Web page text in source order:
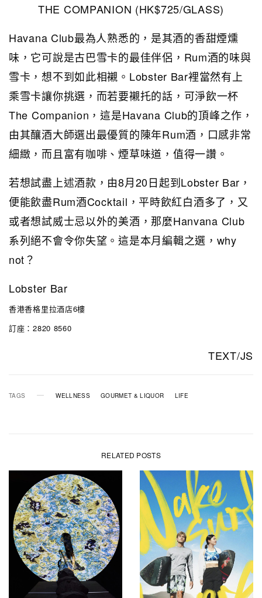
THE COMPANION (HK$725/GLASS)
Havana Club最為人熟悉的，是其酒的香甜煙燻
味，它可說是古巴雪卡的最佳伴侶，Rum酒的味與
雪卡，想不到如此相襯。Lobster Bar裡當然有上
乘雪卡讓你挑選，而若要襯托的話，可淨飲一杯
The Companion，這是Havana Club的頂峰之作，
由其釀酒大師選出最優質的陳年Rum酒，口感非常
細緻，而且富有咖啡、煙草味道，值得一讚。
若想試盡上述酒款，由8月20日起到Lobster Bar，
便能飲盡Rum酒Cocktail，平時飲紅白酒多了，又
或者想試威士忌以外的美酒，那麼Hanvana Club
系列絕不會令你失望。這是本月編輯之選，why
not？
Lobster Bar
香港香格里拉酒店6樓
訂座：2820 8560
TEXT/JS
TAGS WELLNESS GOURMET & LIQUOR LIFE
RELATED POSTS